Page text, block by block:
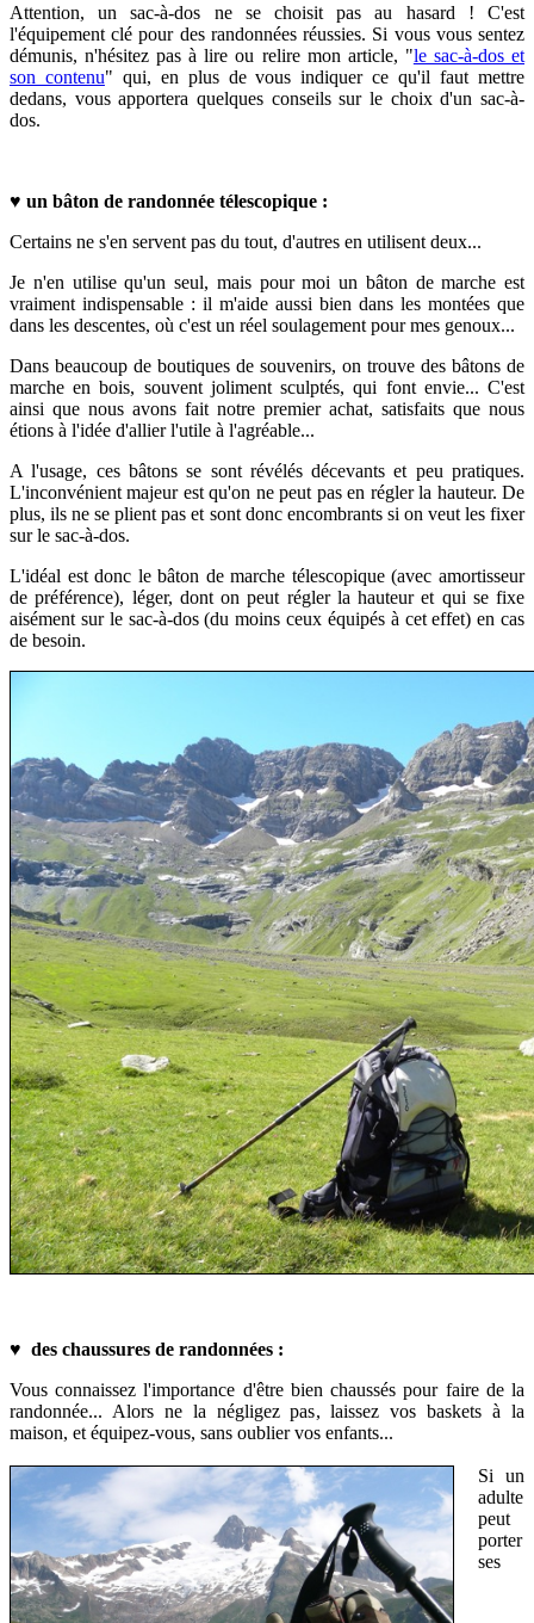
Attention, un sac-à-dos ne se choisit pas au hasard ! C'est
l'équipement clé pour des randonnées réussies. Si vous vous sentez
démunis, n'hésitez pas à lire ou relire mon article, "le sac-à-dos et
son contenu" qui, en plus de vous indiquer ce qu'il faut mettre
dedans, vous apportera quelques conseils sur le choix d'un sac-à-
dos.
♥ un bâton de randonnée télescopique :
Certains ne s'en servent pas du tout, d'autres en utilisent deux...
Je n'en utilise qu'un seul, mais pour moi un bâton de marche est
vraiment indispensable : il m'aide aussi bien dans les montées que
dans les descentes, où c'est un réel soulagement pour mes genoux...
Dans beaucoup de boutiques de souvenirs, on trouve des bâtons de
marche en bois, souvent joliment sculptés, qui font envie... C'est
ainsi que nous avons fait notre premier achat, satisfaits que nous
étions à l'idée d'allier l'utile à l'agréable...
A l'usage, ces bâtons se sont révélés décevants et peu pratiques.
L'inconvénient majeur est qu'on ne peut pas en régler la hauteur. De
plus, ils ne se plient pas et sont donc encombrants si on veut les fixer
sur le sac-à-dos.
L'idéal est donc le bâton de marche télescopique (avec amortisseur
de préférence), léger, dont on peut régler la hauteur et qui se fixe
aisément sur le sac-à-dos (du moins ceux équipés à cet effet) en cas
de besoin.
♥ des chaussures de randonnées :
Vous connaissez l'importance d'être bien chaussés pour faire de la
randonnée... Alors ne la négligez pas, laissez vos baskets à la
maison, et équipez-vous, sans oublier vos enfants...
Si un
adulte
peut
porter
ses